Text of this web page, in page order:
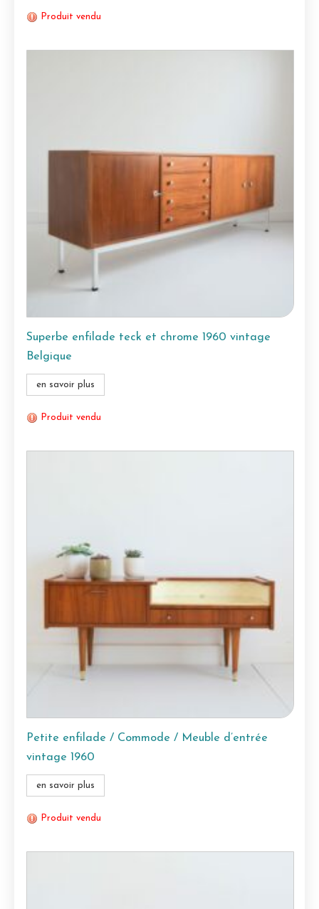
Produit vendu
Superbe enfilade teck et chrome 1960 vintage
Belgique
en savoir plus
Produit vendu
Petite enfilade / Commode / Meuble d’entrée
vintage 1960
en savoir plus
Produit vendu